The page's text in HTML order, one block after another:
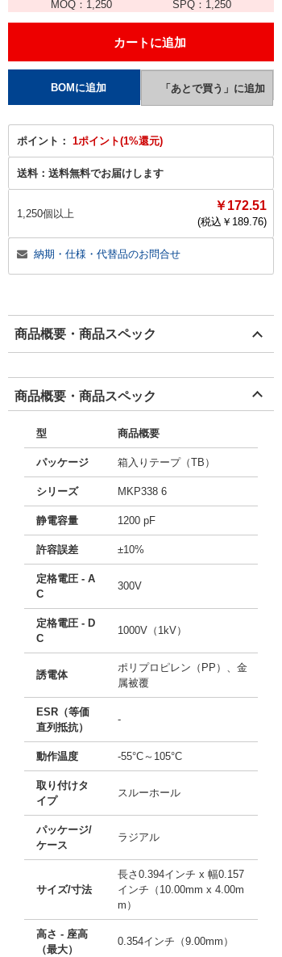
MOQ： 1,250 SPQ： 1,250
ポイント： 1ポイント(1%還元)
送料： 送料無料でお届けします
1,250個以上
￥172.51
(税込￥ 189.76)
納期・仕様・代替品のお問合せ
商品概要・商品スペック
商品概要・商品スペック
型 商品概要
パッケージ 箱入りテープ（TB）
シリーズ MKP338 6
静電容量 1200 pF
許容誤差 ±10%
定格電圧 - A
C
300V
定格電圧 - D
C
1000V（1kV）
誘電体
ポリプロピレン（PP）、金
属被覆
ESR（等価
直列抵抗）
-
動作温度 -55°C～105°C
取り付けタ
イプ
スルーホール
パッケージ/
ケース
ラジアル
サイズ/寸法
長さ0.394インチ x 幅0.157
インチ（10.00mm x 4.00m
m）
高さ - 座高
（最大）
0.354インチ（9.00mm）